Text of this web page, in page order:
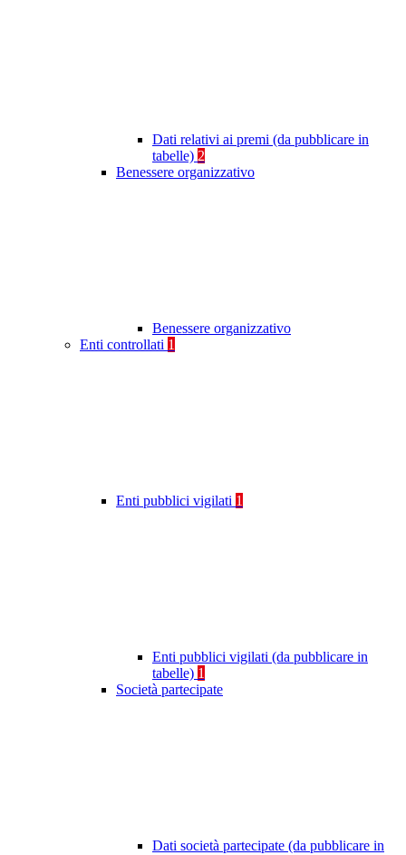
Dati relativi ai premi (da pubblicare in
tabelle) 2
Benessere organizzativo
Benessere organizzativo
Enti controllati 1
Enti pubblici vigilati 1
Enti pubblici vigilati (da pubblicare in
tabelle) 1
Società partecipate
Dati società partecipate (da pubblicare in